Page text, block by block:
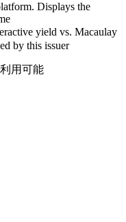
Displays the
yield vs. Macaulay
by this issuer
用可能